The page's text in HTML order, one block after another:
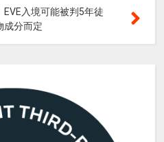
EVE入境可能被判5年徒
成分而定